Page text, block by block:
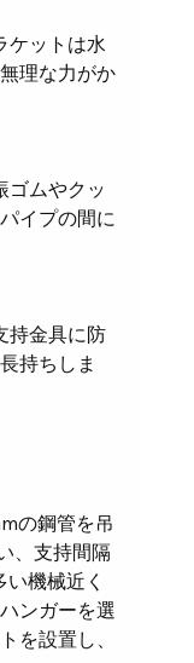
理な力がか
イプの間に
持ちしま
の鋼管を吊
、支持間隔
機械近く
ンガーを選
を設置し、